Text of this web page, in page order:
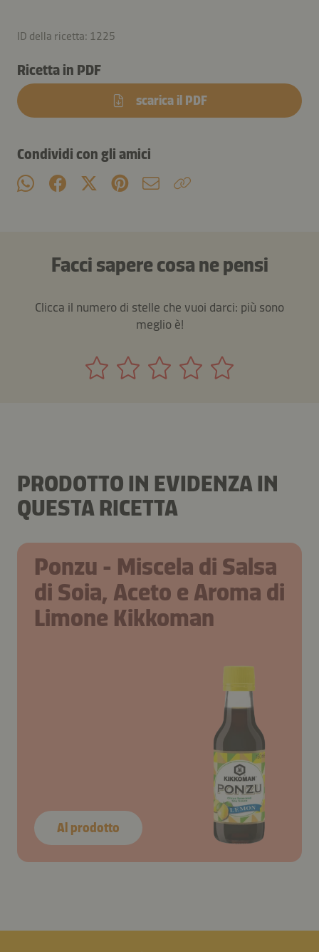
ID della ricetta: 1225
Ricetta in PDF
scarica il PDF
Condividi con gli amici
Facci sapere cosa ne pensi
Clicca il numero di stelle che vuoi darci: più sono
meglio è!
PRODOTTO IN EVIDENZA IN
QUESTA RICETTA
Ponzu - Miscela di Salsa
di Soia, Aceto e Aroma di
Limone Kikkoman
Al prodotto